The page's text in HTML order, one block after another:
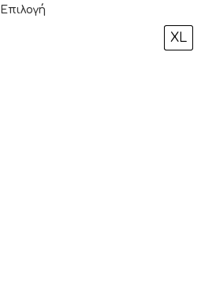
Επιλογή
XL